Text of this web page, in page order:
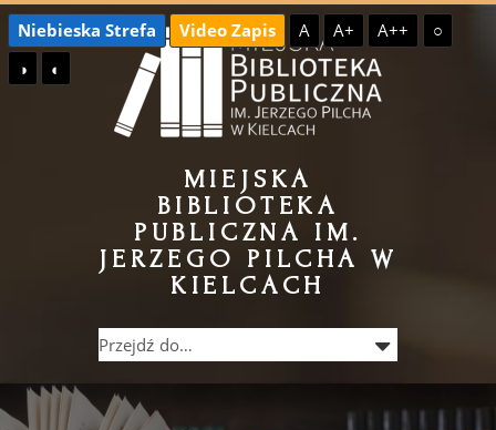
Przejdź
do
treści
Przejdź
do
menu
Niebieska Strefa Video Zapis A A+ A++
○
◑
◐
MIEJSKA
BIBLIOTEKA
PUBLICZNA IM.
JERZEGO PILCHA W
KIELCACH